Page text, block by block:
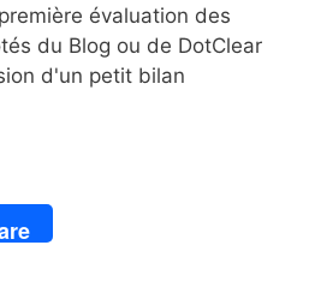
évaluation des
du Blog ou de DotClear
d'un petit bilan